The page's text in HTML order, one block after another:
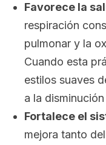
Favorece la
respiración
pulmonar y la
Cuando esta
estilos suaves
a la
Fortalece el
mejora tanto